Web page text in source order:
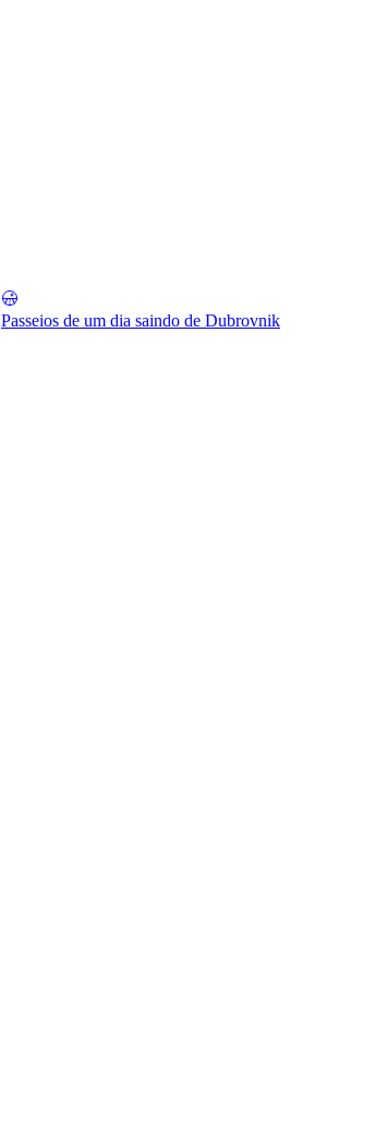
Passeios de um dia saindo de Dubrovnik